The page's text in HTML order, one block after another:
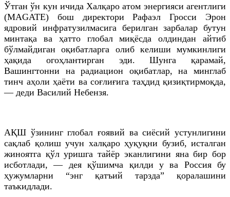
Ўтган ўн кун ичида Халқаро атом энергияси агентлиги
(MAGATE) бош директори Рафаэл Гросси Эрон
ядровий инфратузилмасига берилган зарбалар бутун
минтақа ва ҳатто глобал миқёсда олдиндан айтиб
бўлмайдиган оқибатларга олиб келиши мумкинлиги
ҳақида огоҳлантирган эди. Шунга қарамай,
Вашингтонни на радиацион оқибатлар, на минглаб
тинч аҳоли ҳаёти ва соғлиғига таҳдид қизиқтирмоқда,
— деди Василий Небензя.
АҚШ ўзининг глобал ғоявий ва сиёсий устунлигини
сақлаб қолиш учун халқаро ҳуқуқни бузиб, исталган
жиноятга қўл уришга тайёр эканлигини яна бир бор
исботлади, — дея қўшимча қилди у ва Россия бу
ҳужумларни “энг қатъий тарзда” қоралашини
таъкидлади.